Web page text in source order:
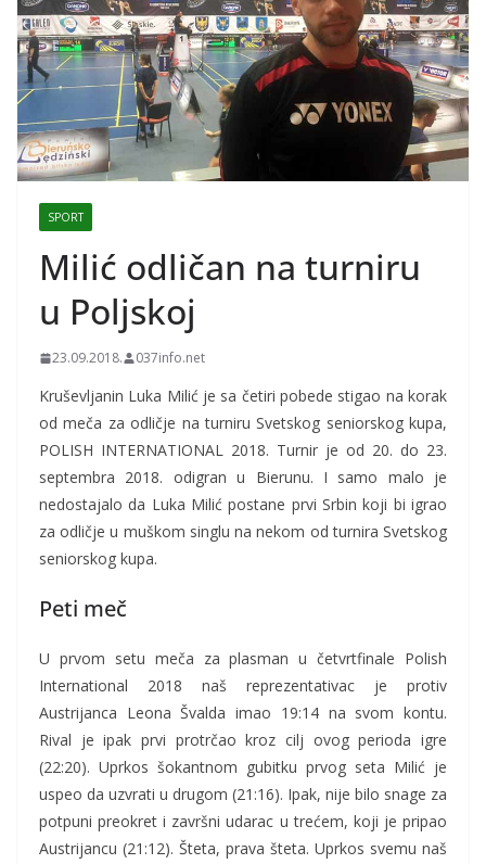
SPORT
Milić odličan na turniru
u Poljskoj
23.09.2018. 037info.net
Kruševljanin Luka Milić je sa četiri pobede stigao na korak
od meča za odličje na turniru Svetskog seniorskog kupa,
POLISH INTERNATIONAL 2018. Turnir je od 20. do 23.
septembra 2018. odigran u Bierunu. I samo malo je
nedostajalo da Luka Milić postane prvi Srbin koji bi igrao
za odličje u muškom singlu na nekom od turnira Svetskog
seniorskog kupa.
Peti meč
U prvom setu meča za plasman u četvrtfinale Polish
International 2018 naš reprezentativac je protiv
Austrijanca Leona Švalda imao 19:14 na svom kontu.
Rival je ipak prvi protrčao kroz cilj ovog perioda igre
(22:20). Uprkos šokantnom gubitku prvog seta Milić je
uspeo da uzvrati u drugom (21:16). Ipak, nije bilo snage za
potpuni preokret i završni udarac u trećem, koji je pripao
Austrijancu (21:12). Šteta, prava šteta. Uprkos svemu naš